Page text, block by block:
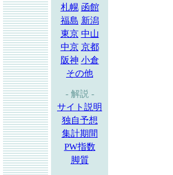
札幌 函館
福島 新潟
東京 中山
中京 京都
阪神 小倉
その他
- 解説 -
サイト説明
独自予想
集計期間
PW指数
脚質